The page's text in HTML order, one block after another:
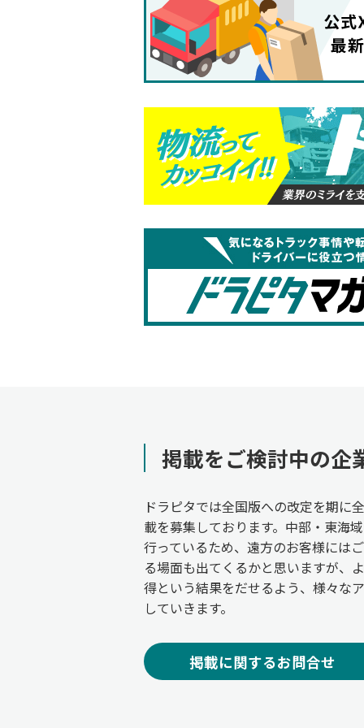
掲載をご検討中の企
ドラピタでは全国版への改定を期に
載を募集しております。中部・東海
行っているため、遠方のお客様には
る場面も出てくるかと思いますが、
得という結果をだせるよう、様々な
していきます。
掲載に関するお問合せ